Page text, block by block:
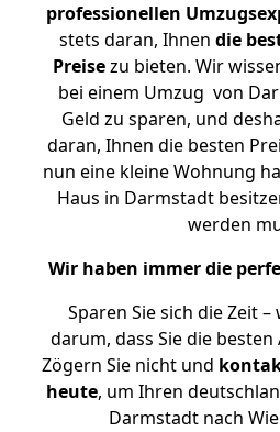
professionellen
stets daran, Ihnen die
Preisezu bieten. Wir
bei einem Umzug von
Geld zu sparen, und
daran, Ihnen die besten
nun eine kleine Wohnung
Haus in Darmstadt
werden
Wir haben immer die
Sparen Sie sich die Zeit
darum, dass Sie die
Zögern Sie nicht und
heute, um Ihren
Darmstadt nach